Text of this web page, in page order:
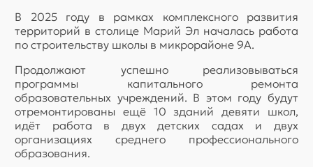
В 2025 году в рамках комплексного развития
территорий в столице Марий Эл началась работа
по строительству школы в микрорайоне 9А.
Продолжают успешно реализовываться
программы капитального ремонта
образовательных учреждений. В этом году будут
отремонтированы ещё 10 зданий девяти школ,
идёт работа в двух детских садах и двух
организациях среднего профессионального
образования.